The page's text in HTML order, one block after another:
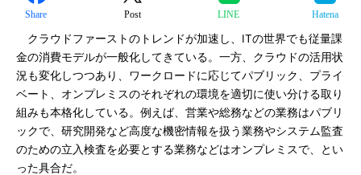
Share Post LINE Hatena
クラウドファーストのトレンドが加速し、ITの世界でも従量課
金の消費モデルが一般化してきている。一方、クラウドの活用状
況も変化しつつあり、ワークロードに応じてパブリック、プライ
ベート、オンプレミスのそれぞれの環境を適切に使い分ける取り
組みも本格化している。例えば、営業や総務などの業務はパブリ
ックで、研究開発など高度な機密情報を扱う業務やシステム監査
のための立入検査を必要とする業務などはオンプレミスで、とい
った具合だ。